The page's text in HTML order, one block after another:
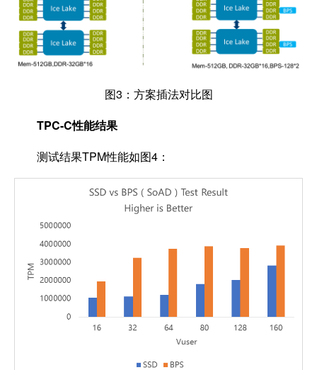
图3：方案插法对比图
TPC-C性能结果
测试结果TPM性能如图4：